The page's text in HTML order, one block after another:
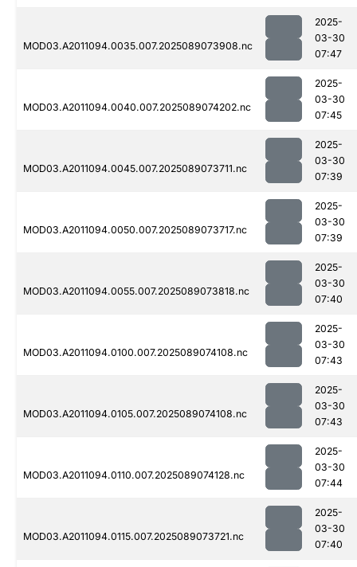
MOD03.A2011094.0035.007.2025089073908.nc
2025-
03-30
07:47
MOD03.A2011094.0040.007.2025089074202.nc
2025-
03-30
07:45
MOD03.A2011094.0045.007.2025089073711.nc
2025-
03-30
07:39
MOD03.A2011094.0050.007.2025089073717.nc
2025-
03-30
07:39
MOD03.A2011094.0055.007.2025089073818.nc
2025-
03-30
07:40
MOD03.A2011094.0100.007.2025089074108.nc
2025-
03-30
07:43
MOD03.A2011094.0105.007.2025089074108.nc
2025-
03-30
07:43
MOD03.A2011094.0110.007.2025089074128.nc
2025-
03-30
07:44
MOD03.A2011094.0115.007.2025089073721.nc
2025-
03-30
07:40